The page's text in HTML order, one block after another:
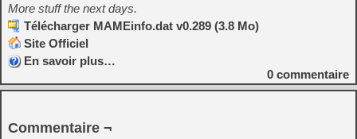
More stuff the next days.
Télécharger MAMEinfo.dat v0.289 (3.8 Mo)
Site Officiel
En savoir plus…
0 commentaire
Commentaire ¬